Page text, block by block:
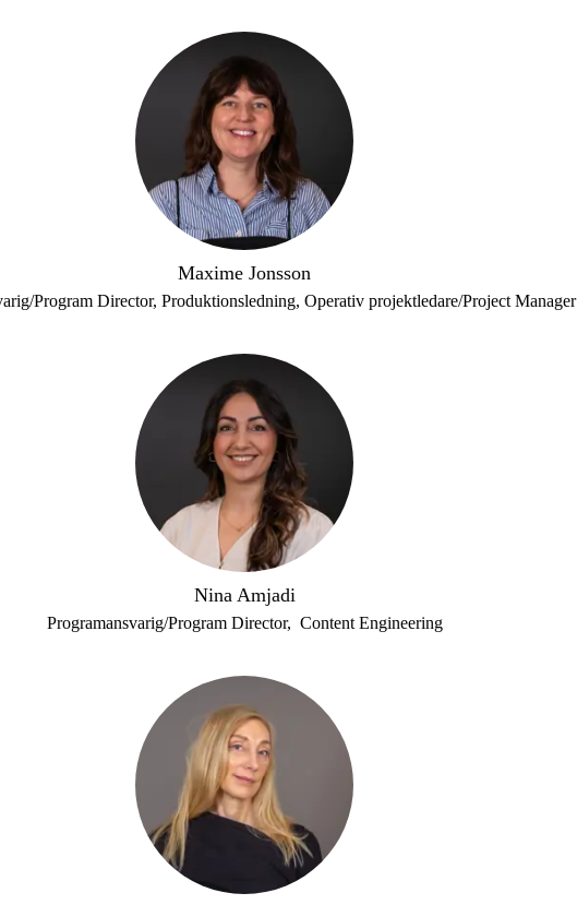
Maxime Jonsson
Program Director, Produktionsledning, Operativ projektledare/Project Manager
Nina Amjadi
Programansvarig/Program Director, Content Engineering